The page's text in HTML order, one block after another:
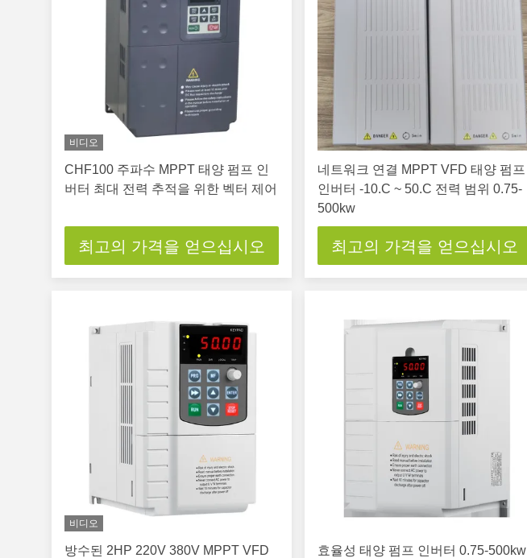
비디오
CHF100 주파수 MPPT 태양 펌프 인
버터 최대 전력 추적을 위한 벡터 제어
최고의 가격을 얻으십시오
네트워크 연결 MPPT VFD 태양 펌프
인버터 -10.C ~ 50.C 전력 범위 0.75-
500kw
최고의 가격을 얻으십시오
비디오
방수된 2HP 220V 380V MPPT VFD
효율성 태양 펌프 인버터 0.75-500kw